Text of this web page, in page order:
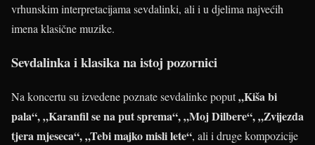
vrhunskim interpretacijama sevdalinki, ali i u djelima najvećih
imena klasične muzike.
Sevdalinka i klasika na istoj pozornici
Na koncertu su izvedene poznate sevdalinke poput„Kiša bi
pala“, „Karanfil se na put sprema“, „Moj Dilbere“, „Zvijezda
tjera mjeseca“, „Tebi majko misli lete“, ali i druge kompozicije